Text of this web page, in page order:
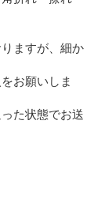
ますが、細か
お願いしま
た状態でお送